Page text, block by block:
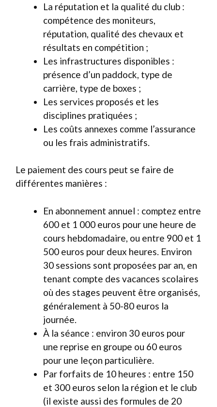
La réputation et la qualité du club :
compétence des moniteurs,
réputation, qualité des chevaux et
résultats en compétition ;
Les infrastructures disponibles :
présence d’un paddock, type de
carrière, type de boxes ;
Les services proposés et les
disciplines pratiquées ;
Les coûts annexes comme l’assurance
ou les frais administratifs.
Le paiement des cours peut se faire de
différentes manières :
En abonnement annuel : comptez entre
600 et 1 000 euros pour une heure de
cours hebdomadaire, ou entre 900 et 1
500 euros pour deux heures. Environ
30 sessions sont proposées par an, en
tenant compte des vacances scolaires
où des stages peuvent être organisés,
généralement à 50-80 euros la
journée.
À la séance : environ 30 euros pour
une reprise en groupe ou 60 euros
pour une leçon particulière.
Par forfaits de 10 heures : entre 150
et 300 euros selon la région et le club
(il existe aussi des formules de 20